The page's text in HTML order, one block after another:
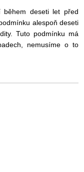
během deseti let před
alespoň deseti
Tuto podmínku má
nemusíme o to